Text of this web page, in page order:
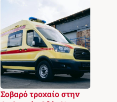
Σοβαρό τροχαίο στην